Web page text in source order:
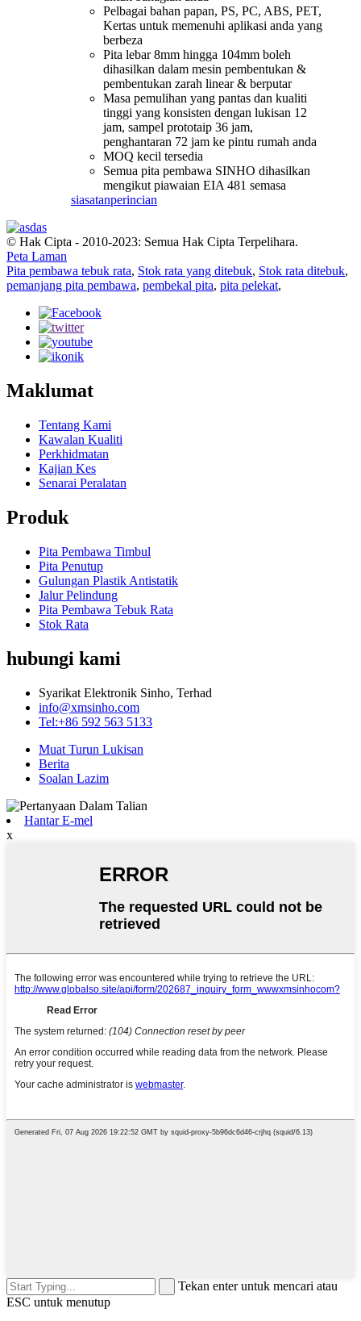
Pelbagai bahan papan, PS, PC, ABS, PET,
Kertas untuk memenuhi aplikasi anda yang
berbeza
Pita lebar 8mm hingga 104mm boleh
dihasilkan dalam mesin pembentukan &
pembentukan zarah linear & berputar
Masa pemulihan yang pantas dan kualiti
tinggi yang konsisten dengan lukisan 12
jam, sampel prototaip 36 jam,
penghantaran 72 jam ke pintu rumah anda
MOQ kecil tersedia
Semua pita pembawa SINHO dihasilkan
mengikut piawaian EIA 481 semasa
siasatanperincian
© Hak Cipta - 2010-2023: Semua Hak Cipta Terpelihara.
Peta Laman
Pita pembawa tebuk rata, Stok rata yang ditebuk, Stok rata ditebuk,
pemanjang pita pembawa, pembekal pita, pita pelekat,
Maklumat
Tentang Kami
Kawalan Kualiti
Perkhidmatan
Kajian Kes
Senarai Peralatan
Produk
Pita Pembawa Timbul
Pita Penutup
Gulungan Plastik Antistatik
Jalur Pelindung
Pita Pembawa Tebuk Rata
Stok Rata
hubungi kami
Syarikat Elektronik Sinho, Terhad
info@xmsinho.com
Tel:+86 592 563 5133
Muat Turun Lukisan
Berita
Soalan Lazim
Hantar E-mel
x
Tekan enter untuk mencari atau
ESC untuk menutup